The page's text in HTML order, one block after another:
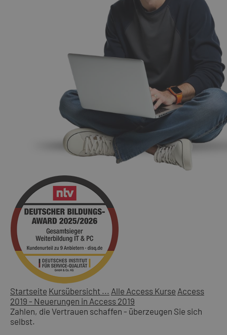
Startseite Kursübersicht ... Alle Access Kurse Access
2019 - Neuerungen in Access 2019
Zahlen, die Vertrauen schaffen - überzeugen Sie sich
selbst.